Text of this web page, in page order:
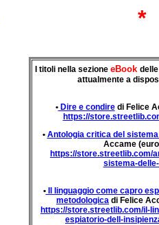
*
I titoli nella sezione eBook
attualmente a
•Dire e condiredi Felice
https://
• Antologia critica del
Accame
https://store.streetlib.com/
sistema-
•Il linguaggio come capro
metodologica di Felice
https://store.streetlib.com/il-
espiatorio-dell-